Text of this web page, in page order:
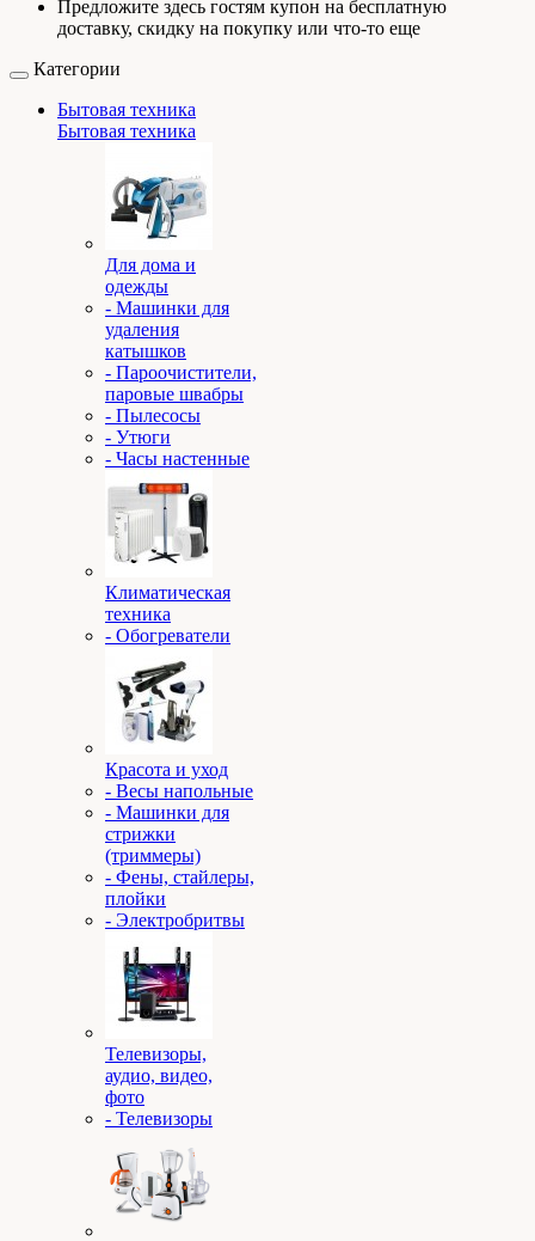
Предложите здесь гостям купон на бесплатную
доставку, скидку на покупку или что-то еще
Категории
Бытовая техника
Бытовая техника
Для дома и
одежды
- Машинки для
удаления
катышков
- Пароочистители,
паровые швабры
- Пылесосы
- Утюги
- Часы настенные
Климатическая
техника
- Обогреватели
Красота и уход
- Весы напольные
- Машинки для
стрижки
(триммеры)
- Фены, стайлеры,
плойки
- Электробритвы
Телевизоры,
аудио, видео,
фото
- Телевизоры